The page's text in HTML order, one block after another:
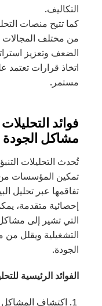
التكاليف.
كما تتيح منصات
من مختلف المجالات
الضعف وتعزيز
اتخاذ قرارات تعتمد
مستمر.
فوائد
مشاكل الجودة
تُحدث التحليلات
تمكين المؤسسات من
تفاقمها عبر تحليل
إحصائية متقدمة،
التي تشير إلى
التشغيلية ويقلل
الجودة.
الفوائد الرئيسية
اكتشاف المشاكل